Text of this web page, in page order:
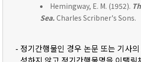
Hemingway, E. M. (1952).
Sea. Charles Scribner's Sons.
- 정기간행물인 경우 논문 또는 기사